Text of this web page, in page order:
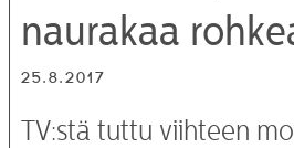
naurakaa
25.8.2017
TV:stä tuttu viihteen